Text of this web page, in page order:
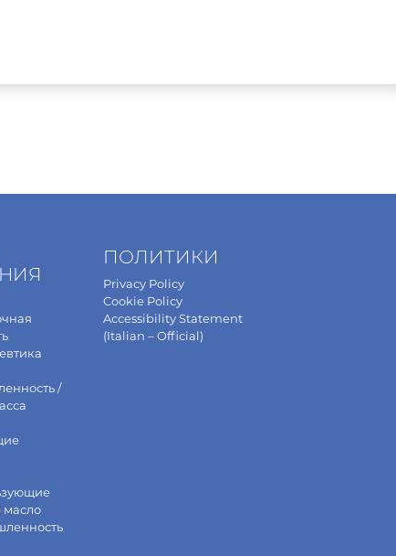
/
масло
ПОЛИТИКИ
Privacy Policy
Cookie Policy
Accessibility Statement
(Italian – Official)